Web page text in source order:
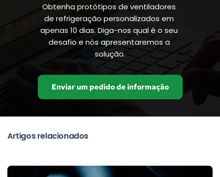
Obtenha protótipos de ventiladores
de refrigeração personalizados em
apenas 10 dias. Diga-nos qual é o seu
desafio e nós apresentaremos a
solução.
Enviar um pedido de informação
Artigos relacionados